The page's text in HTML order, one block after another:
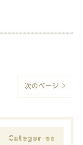
次のページ >
Categories